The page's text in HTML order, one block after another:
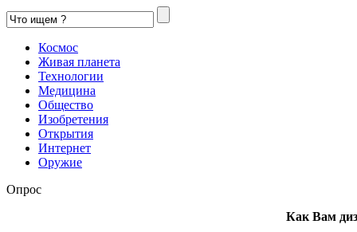
Космос
Живая планета
Технологии
Медицина
Общество
Изобретения
Открытия
Интернет
Оружие
Опрос
Как Вам